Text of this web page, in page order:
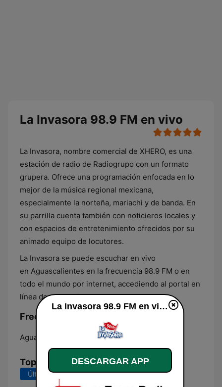
La Invasora 98.9 FM en vivo
La Invasora, nombre comercial de XHERO, es una
estación de radio de Radiogrupo con un formato
grupera. Ofrece una programación enfocada en lo
mejor de la música regional mexicana,
especialmente la norteña, mariachi y de banda. En
su parrilla cuenta también con noticieros locales y
con espacios de entretenimiento ofrecidos por su
animado equipo de locutores.
La Invasora se puede escuchar en vivo
en Aguascalientes en la frecuencia 98.9 FM o en
todo el mundo por internet, accediendo al portal en
línea de esta radio.
Frecuencias La Invasora 98.9 FM:
Aguascalientes: 98.9 FM
Top Canciones
Últimos 7 días Últimos 30 días
La Invasora 98.9 FM en vivo
DESCARGAR APP